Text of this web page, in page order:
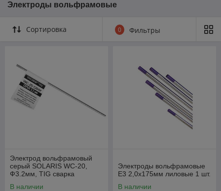
Электроды вольфрамовые
Сортировка 0 Фильтры
Электрод вольфрамовый
серый SOLARIS WC-20,
Ф3.2мм, TIG сварка
В наличии
Электроды вольфрамовые
Е3 2,0x175мм лиловые 1 шт.
В наличии